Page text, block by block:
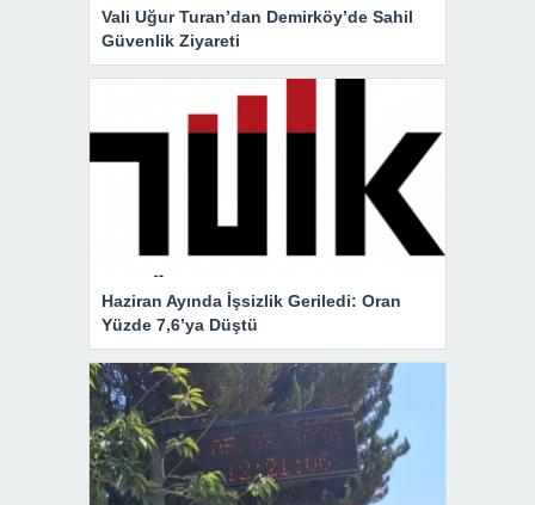
Vali Uğur Turan’dan Demirköy’de Sahil
Güvenlik Ziyareti
Haziran Ayında İşsizlik Geriledi: Oran
Yüzde 7,6’ya Düştü